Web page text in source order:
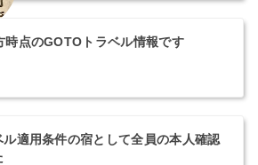
時点のGOTOトラベル情報です
適用条件の宿として全員の本人確認